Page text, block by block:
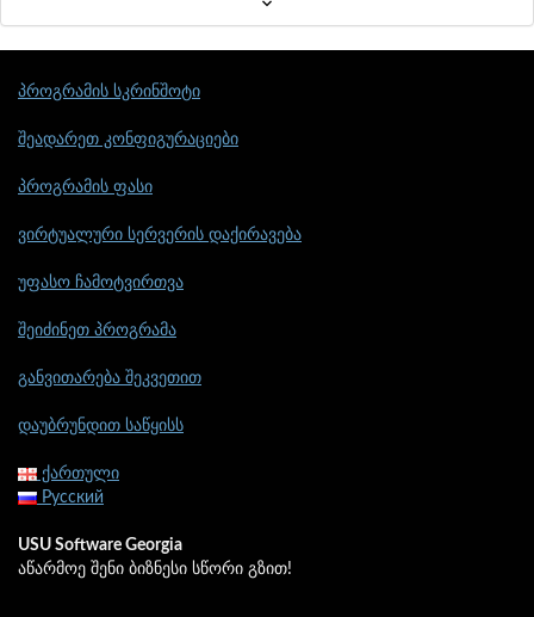
პროგრამის სკრინშოტი
შეადარეთ კონფიგურაციები
პროგრამის ფასი
ვირტუალური სერვერის დაქირავება
უფასო ჩამოტვირთვა
შეიძინეთ პროგრამა
განვითარება შეკვეთით
დაუბრუნდით საწყისს
ქართული
Русский
USU Software Georgia
აწარმოე შენი ბიზნესი სწორი გზით!